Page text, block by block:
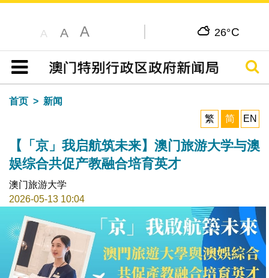
A A A 26°C
目录
搜寻
首页
新闻
繁
简 EN
【「京」我启航筑未来】澳门旅游大学与澳
娱综合共促产教融合培育英才
澳门旅游大学
2026-05-13 10:04